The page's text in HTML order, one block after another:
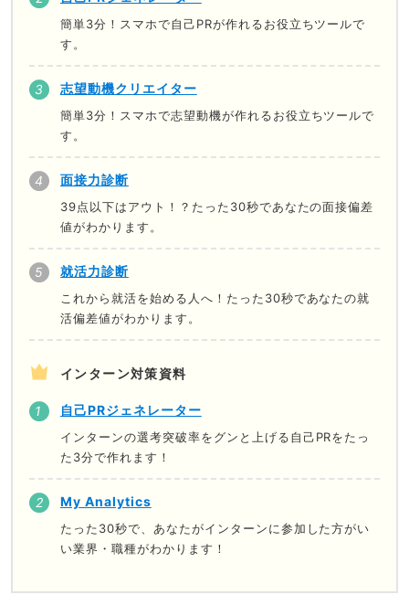
簡単3分！スマホで自己PRが作れるお役立ちツールで
す。
志望動機クリエイター
簡単3分！スマホで志望動機が作れるお役立ちツールで
す。
面接力診断
39点以下はアウト！？たった30秒であなたの面接偏差
値がわかります。
就活力診断
これから就活を始める人へ！たった30秒であなたの就
活偏差値がわかります。
インターン対策資料
自己PRジェネレーター
インターンの選考突破率をグンと上げる自己PRをたっ
た3分で作れます！
My Analytics
たった30秒で、あなたがインターンに参加した方がい
い業界・職種がわかります！